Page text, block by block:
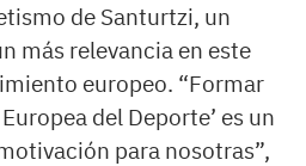
de Santurtzi, un
más relevancia en este
europeo. “Formar
del Deporte’ es un
para nosotras”,